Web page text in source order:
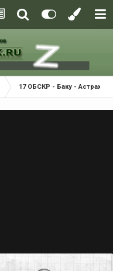
17 ОБСКР - Баку - Астрахань